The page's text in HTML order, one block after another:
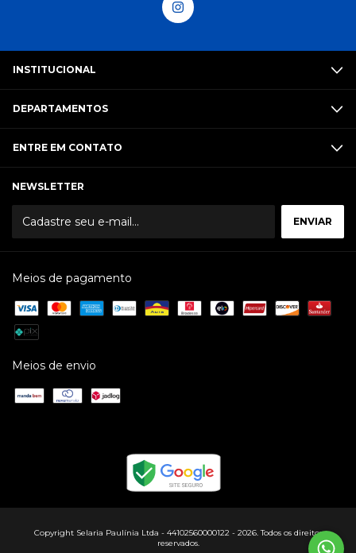
INSTITUCIONAL
DEPARTAMENTOS
ENTRE EM CONTATO
NEWSLETTER
Meios de pagamento
Meios de envio
Copyright Selaria Paulínia Ltda - 44102560000122 - 2026. Todos os direitos
reservados.